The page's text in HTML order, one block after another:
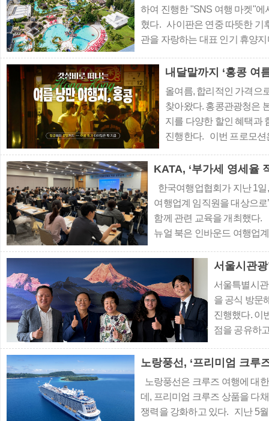
하여 진행한 "SNS 여행 마켓"
혔다. 사이판은 연중 따뜻한 기
관을 자랑하는 대표 인기 휴양
분에 특히 가족 단위 여행객에
로워 10..
내달말까지 ‘홍콩 여
올여름, 합리적인 가격으
찾아왔다. 홍콩관광청은
지를 다양한 할인 혜택과
진행한다. 이번 프로모션
파크 등 홍콩 전역을 실속
KATA, ‘부가세 영세율
한국여행업협회가 지난 1
여행업계 임직원을 대상으
함께 관련 교육을 개최했
뉴얼 북은 인바운드 여행업
을 정립하여 실무적 지침을
서울시관
서울특별시
을 공식 방문
진행했다. 이
점을 공유하
회 이사인 에
에 대해 의
광협회와 주
노랑풍선, ‘프리미엄 크루
노랑풍선은 크루즈 여행에 대
데, 프리미엄 크루즈 상품을 다
쟁력을 강화하고 있다. 지난 5